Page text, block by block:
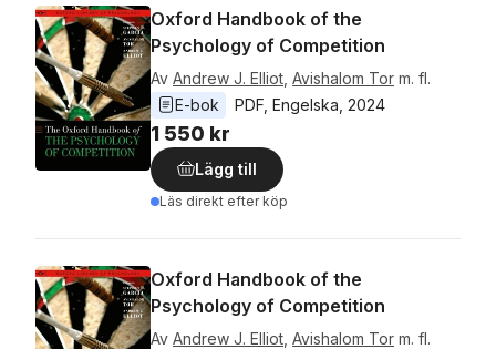
Oxford Handbook of the
Psychology of Competition
Av Andrew J. Elliot Avishalom Tor m. fl.
E-bok
PDF Engelska 2024
1 550 kr
Lägg till
Läs direkt efter köp
Oxford Handbook of the
Psychology of Competition
Av Andrew J. Elliot Avishalom Tor m. fl.